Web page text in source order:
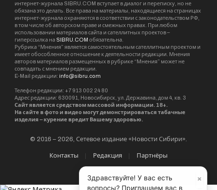
интернет-журнала SIBRU.COM вступает в диалог и переписку, но не
обязана это делать. Все права на материалы, находящиеся на страницах
интернет-журнала охраняются в соответствии с законодательством РФ,
в том числе об авторском праве и смежных правах. При любом
использовании материалов сайта и сателлитных проектов –
гиперссылка на SIBRU.COM обязательна.
Рубрика “Мнения” является самостоятельным сателлитным проектом и
имеет обособленное отношение к деятельности редакции. Мнения
авторов материалов размещенных в рубрике “Мнения” может не
совпадать с мнением редакции.
E-Mail редакции: info@sibru.com
Телефон редакции: +7 913 002 24 80
Адрес редакции: 630091, Новосибирск, ул. Державина, дом 4, кв. 3
Сайт является средством массовой информации. 18+.
На сайте в фото и видео могут демонстрироваться табачные
изделия – курение вредит Вашему здоровью.
© 2016 – 2026, Сетевое издание «Новости Сибири».
Контакты Редакция Партнёры
×
Здравствуйте! У вас есть
вопросы? Приглашаем вас в